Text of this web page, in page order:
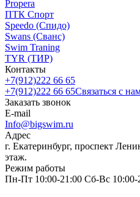
Propera
ПТК Спорт
Speedo (Спидо)
Swans (Сванс)
Swim Traning
TYR (ТИР)
Контакты
+7(912)222 66 65
+7(912)222 66 65Связаться с
Заказать звонок
E-mail
Info@bigswim.ru
Адрес
г. Екатеринбург, проспект
этаж.
Режим работы
Пн-Пт 10:00-21:00 Сб-Вс 10:00-